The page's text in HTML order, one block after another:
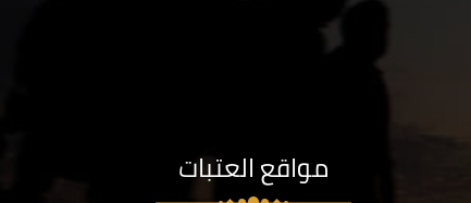
مواقع العتبات